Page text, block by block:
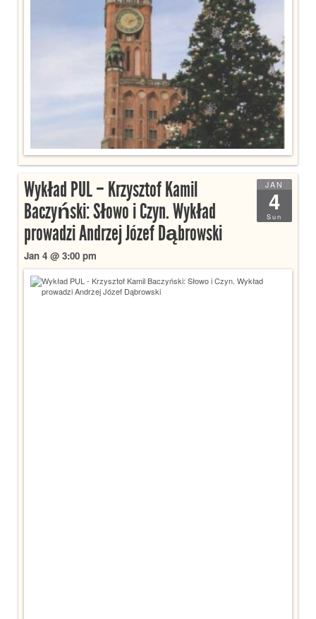
JAN
4
Sun
Wykład PUL – Krzysztof Kamil
Baczyński: Słowo i Czyn. Wykład
prowadzi Andrzej Józef Dąbrowski
Jan 4 @ 3:00 pm